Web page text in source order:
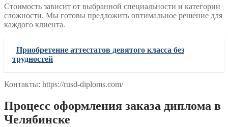
Стоимость зависит от выбранной специальности и категории
сложности. Мы готовы предложить оптимальное решение для
каждого клиента.
Приобретение аттестатов девятого класса без
трудностей
Контакты: https://rusd-diploms.com/
Процесс оформления заказа диплома в
Челябинске